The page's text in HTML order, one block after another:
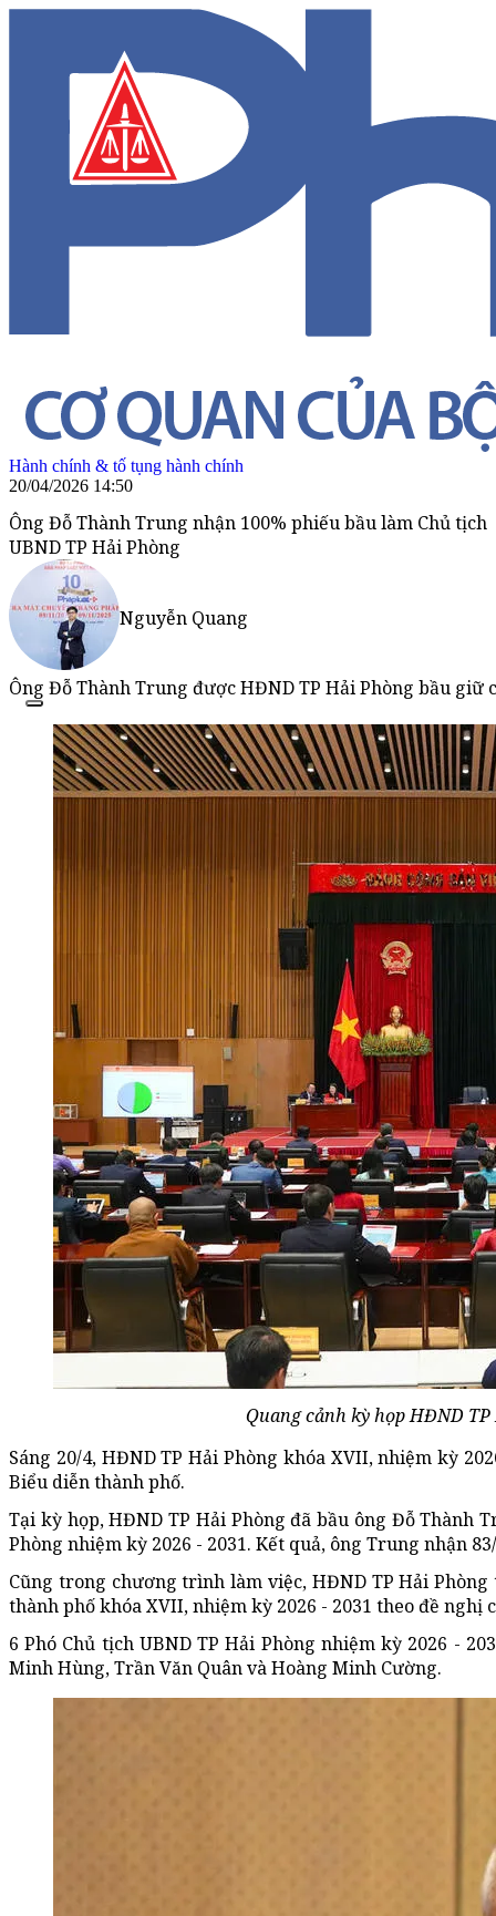
Hành chính & tố tụng hành chính
20/04/2026 14:50
Ông Đỗ Thành Trung nhận 100% phiếu bầu làm Chủ tịch
UBND TP Hải Phòng
Nguyễn Quang
Ông Đỗ Thành Trung được HĐND TP Hải Phòng bầu giữ
Quang cảnh kỳ họp HĐND
Sáng 20/4, HĐND TP Hải Phòng khóa XVII, nhiệm kỳ
Biểu diễn thành phố.
Tại kỳ họp, HĐND TP Hải Phòng đã bầu ông Đỗ Thành
Phòng nhiệm kỳ 2026 - 2031. Kết quả, ông Trung nhận
Cũng trong chương trình làm việc, HĐND TP Hải Phòng
thành phố khóa XVII, nhiệm kỳ 2026 - 2031 theo đề nghị
6 Phó Chủ tịch UBND TP Hải Phòng nhiệm kỳ 2026 -
Minh Hùng, Trần Văn Quân và Hoàng Minh Cường.